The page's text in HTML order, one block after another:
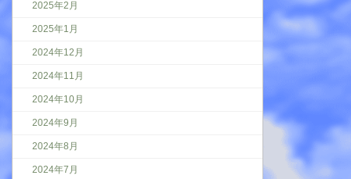
2025年2月
2025年1月
2024年12月
2024年11月
2024年10月
2024年9月
2024年8月
2024年7月